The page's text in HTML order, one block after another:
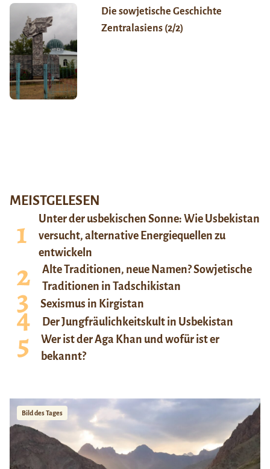
Die sowjetische Geschichte
Zentralasiens (2/2)
MEISTGELESEN
Unter der usbekischen Sonne: Wie Usbekistan
versucht, alternative Energiequellen zu
entwickeln
Alte Traditionen, neue Namen? Sowjetische
Traditionen in Tadschikistan
Sexismus in Kirgistan
Der Jungfräulichkeitskult in Usbekistan
Wer ist der Aga Khan und wofür ist er
bekannt?
Bild des Tages